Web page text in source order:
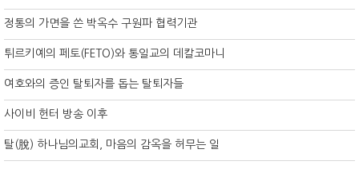
정통의 가면을 쓴 박옥수 구원파 협력기관
튀르키예의 페토(FETO)와 통일교의 데칼코마니
여호와의 증인 탈퇴자를 돕는 탈퇴자들
사이비 헌터 방송 이후
탈(脫) 하나님의교회, 마음의 감옥을 허무는 일